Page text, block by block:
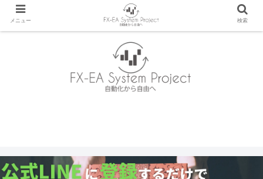
メニュー 検索